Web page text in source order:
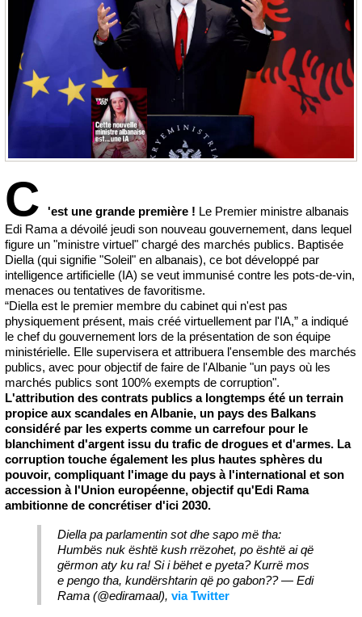
C 'est une grande première ! Le Premier ministre albanais
Edi Rama a dévoilé jeudi son nouveau gouvernement, dans lequel
figure un "ministre virtuel" chargé des marchés publics. Baptisée
Diella (qui signifie "Soleil" en albanais), ce bot développé par
intelligence artificielle (IA) se veut immunisé contre les pots-de-vin,
menaces ou tentatives de favoritisme.
“Diella est le premier membre du cabinet qui n'est pas
physiquement présent, mais créé virtuellement par l'IA,” a indiqué
le chef du gouvernement lors de la présentation de son équipe
ministérielle. Elle supervisera et attribuera l'ensemble des marchés
publics, avec pour objectif de faire de l'Albanie "un pays où les
marchés publics sont 100% exempts de corruption".
L'attribution des contrats publics a longtemps été un terrain
propice aux scandales en Albanie, un pays des Balkans
considéré par les experts comme un carrefour pour le
blanchiment d'argent issu du trafic de drogues et d'armes. La
corruption touche également les plus hautes sphères du
pouvoir, compliquant l'image du pays à l'international et son
accession à l'Union européenne, objectif qu'Edi Rama
ambitionne de concrétiser d'ici 2030.
Diella pa parlamentin sot dhe sapo më tha:
Humbës nuk është kush rrëzohet, po është ai që
gërmon aty ku ra! Si i bëhet e pyeta? Kurrë mos
e pengo tha, kundërshtarin që po gabon?? — Edi
Rama (@ediramaal), via Twitter